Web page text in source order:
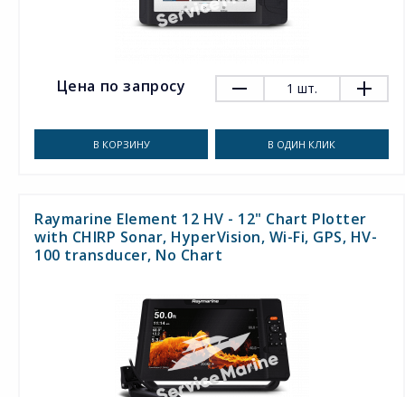
Цена по запросу 1 шт.
В КОРЗИНУ В ОДИН КЛИК
Raymarine Element 12 HV - 12" Chart Plotter
with CHIRP Sonar, HyperVision, Wi-Fi, GPS, HV-
100 transducer, No Chart